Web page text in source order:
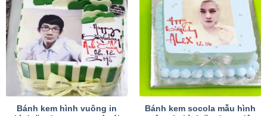
Bánh kem hình vuông in
Bánh kem socola mẫu hình